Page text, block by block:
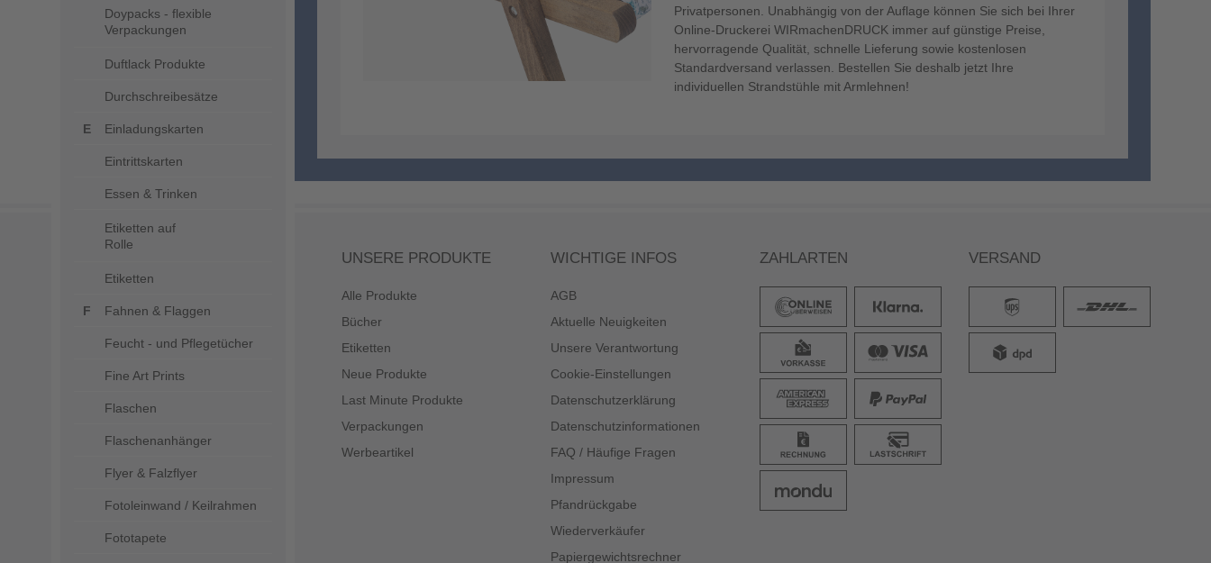
Doypacks - flexible
Verpackungen
Duftlack Produkte
Durchschreibesätze
Einladungskarten
Eintrittskarten
Essen & Trinken
Etiketten auf
Rolle
Etiketten
Fahnen & Flaggen
Feucht - und Pflegetücher
Fine Art Prints
Flaschen
Flaschenanhänger
Flyer & Falzflyer
Fotoleinwand / Keilrahmen
Fototapete
Privatpersonen. Unabhängig von der Auflage können Sie sich bei Ihrer
Online-Druckerei WIRmachenDRUCK immer auf günstige Preise,
hervorragende Qualität, schnelle Lieferung sowie kostenlosen
Standardversand verlassen. Bestellen Sie deshalb jetzt Ihre
individuellen Strandstühle mit Armlehnen!
UNSERE PRODUKTE
Alle Produkte
Bücher
Etiketten
Neue Produkte
Last Minute Produkte
Verpackungen
Werbeartikel
WICHTIGE INFOS
AGB
Aktuelle Neuigkeiten
Unsere Verantwortung
Cookie-Einstellungen
Datenschutzerklärung
Datenschutzinformationen
FAQ / Häufige Fragen
Impressum
Pfandrückgabe
Wiederverkäufer
Papiergewichtsrechner
ZAHLARTEN VERSAND